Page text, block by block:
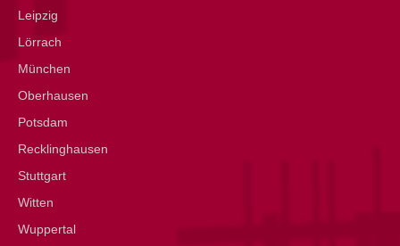
Leipzig
Lörrach
München
Oberhausen
Potsdam
Recklinghausen
Stuttgart
Witten
Wuppertal